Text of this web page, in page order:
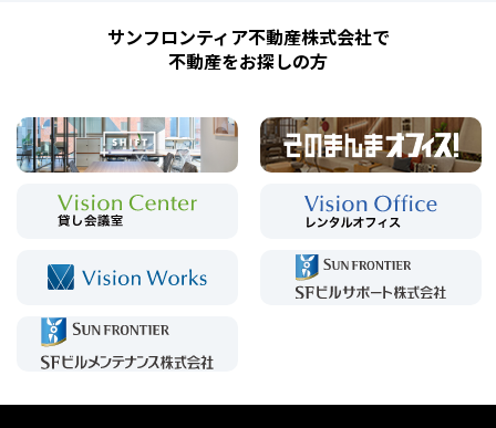
サンフロンティア不動産株式会社で
不動産をお探しの方